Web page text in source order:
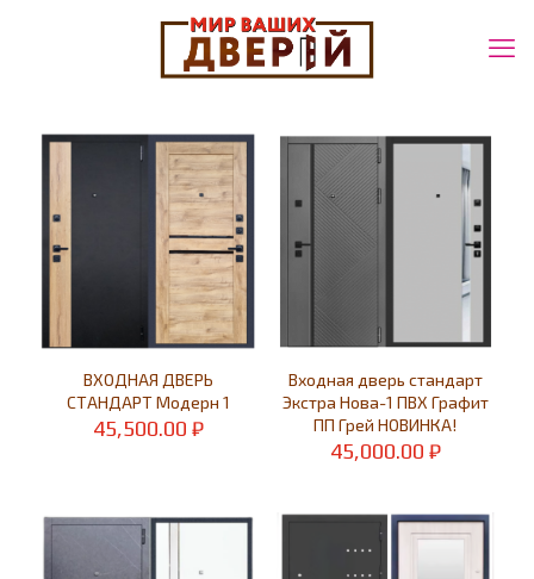
ВХОДНАЯ ДВЕРЬ
СТАНДАРТ Модерн 1
45,500.00₽
Входная дверь стандарт
Экстра Нова-1 ПВХ Графит
ПП Грей НОВИНКА!
45,000.00 ₽